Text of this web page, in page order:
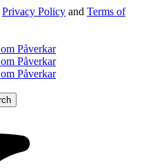
Privacy Policy and Terms of